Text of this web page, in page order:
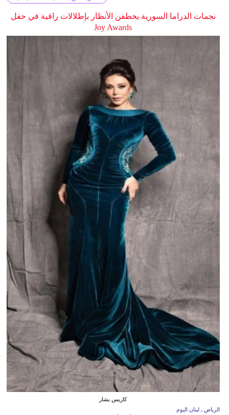
نجمات الدراما السورية يخطفن الأنظار بإطلالات راقية في حفل
Joy Awards
كاريس بشار
الرياض ـ لبنان اليوم